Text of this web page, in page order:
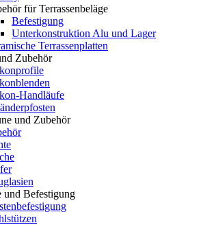
für Terrassenbeläge
Befestigung
Unterkonstruktion Alu und Lager
Terrassenplatten
Zubehör
Handläufe
und Zubehör
und Befestigung